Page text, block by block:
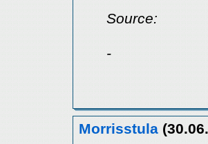
Source:
-
Morrisstula